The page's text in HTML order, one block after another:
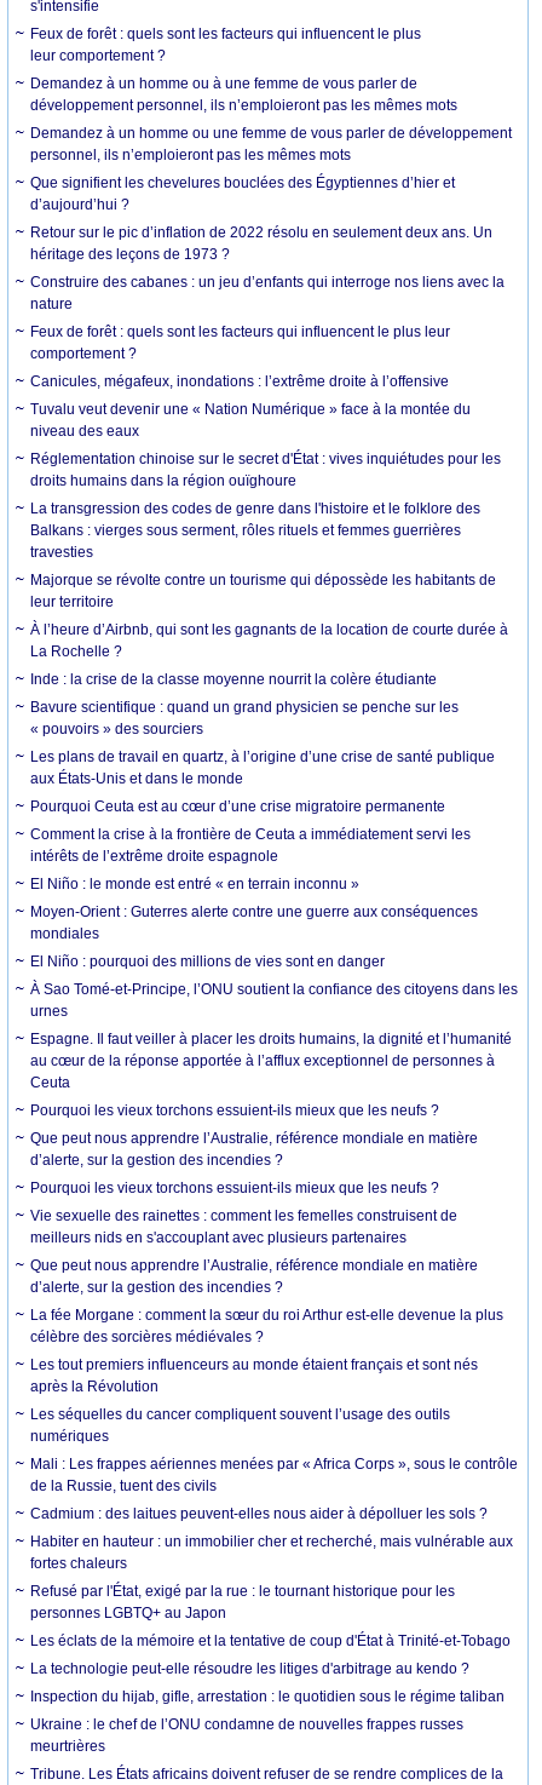
s'intensifie
Feux de forêt : quels sont les facteurs qui influencent le plus
leur comportement ?
Demandez à un homme ou à une femme de vous parler de
développement personnel, ils n’emploieront pas les mêmes mots
Demandez à un homme ou une femme de vous parler de développement
personnel, ils n’emploieront pas les mêmes mots
Que signifient les chevelures bouclées des Égyptiennes d’hier et
d’aujourd’hui ?
Retour sur le pic d’inflation de 2022 résolu en seulement deux ans. Un
héritage des leçons de 1973 ?
Construire des cabanes : un jeu d’enfants qui interroge nos liens avec la
nature
Feux de forêt : quels sont les facteurs qui influencent le plus leur
comportement ?
Canicules, mégafeux, inondations : l’extrême droite à l’offensive
Tuvalu veut devenir une « Nation Numérique » face à la montée du
niveau des eaux
Réglementation chinoise sur le secret d'État : vives inquiétudes pour les
droits humains dans la région ouïghoure
La transgression des codes de genre dans l'histoire et le folklore des
Balkans : vierges sous serment, rôles rituels et femmes guerrières
travesties
Majorque se révolte contre un tourisme qui dépossède les habitants de
leur territoire
À l’heure d’Airbnb, qui sont les gagnants de la location de courte durée à
La Rochelle ?
Inde : la crise de la classe moyenne nourrit la colère étudiante
Bavure scientifique : quand un grand physicien se penche sur les
« pouvoirs » des sourciers
Les plans de travail en quartz, à l’origine d’une crise de santé publique
aux États-Unis et dans le monde
Pourquoi Ceuta est au cœur d’une crise migratoire permanente
Comment la crise à la frontière de Ceuta a immédiatement servi les
intérêts de l’extrême droite espagnole
El Niño : le monde est entré « en terrain inconnu »
Moyen-Orient : Guterres alerte contre une guerre aux conséquences
mondiales
El Niño : pourquoi des millions de vies sont en danger
À Sao Tomé-et-Principe, l’ONU soutient la confiance des citoyens dans les
urnes
Espagne. Il faut veiller à placer les droits humains, la dignité et l’humanité
au cœur de la réponse apportée à l’afflux exceptionnel de personnes à
Ceuta
Pourquoi les vieux torchons essuient-ils mieux que les neufs ?
Que peut nous apprendre l’Australie, référence mondiale en matière
d’alerte, sur la gestion des incendies ?
Pourquoi les vieux torchons essuient-ils mieux que les neufs ?
Vie sexuelle des rainettes : comment les femelles construisent de
meilleurs nids en s'accouplant avec plusieurs partenaires
Que peut nous apprendre l’Australie, référence mondiale en matière
d’alerte, sur la gestion des incendies ?
La fée Morgane : comment la sœur du roi Arthur est-elle devenue la plus
célèbre des sorcières médiévales ?
Les tout premiers influenceurs au monde étaient français et sont nés
après la Révolution
Les séquelles du cancer compliquent souvent l’usage des outils
numériques
Mali : Les frappes aériennes menées par « Africa Corps », sous le contrôle
de la Russie, tuent des civils
Cadmium : des laitues peuvent-elles nous aider à dépolluer les sols ?
Habiter en hauteur : un immobilier cher et recherché, mais vulnérable aux
fortes chaleurs
Refusé par l'État, exigé par la rue : le tournant historique pour les
personnes LGBTQ+ au Japon
Les éclats de la mémoire et la tentative de coup d'État à Trinité-et-Tobago
La technologie peut-elle résoudre les litiges d'arbitrage au kendo ?
Inspection du hijab, gifle, arrestation : le quotidien sous le régime taliban
Ukraine : le chef de l’ONU condamne de nouvelles frappes russes
meurtrières
Tribune. Les États africains doivent refuser de se rendre complices de la